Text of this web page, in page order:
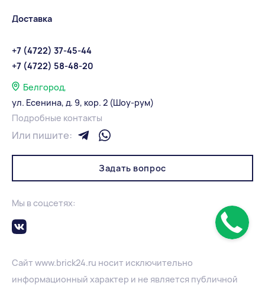
Доставка
+7 (4722) 37-45-44
+7 (4722) 58-48-20
Белгород,
ул. Есенина, д. 9, кор. 2 (Шоу-рум)
Подробные контакты
Или пишите:
Задать вопрос
Мы в соцсетях:
Сайт www.brick24.ru носит исключительно
информационный характер и не является публичной